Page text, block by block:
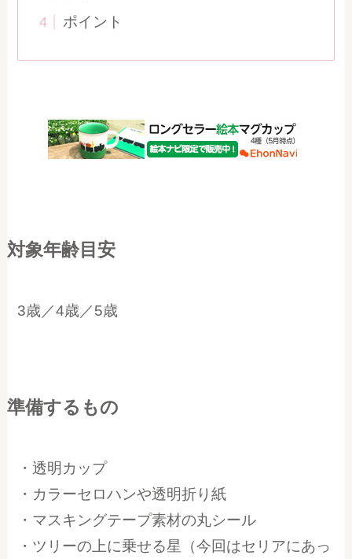
ポイント
対象年齢目安
3歳／4歳／5歳
準備するもの
・透明カップ
・カラーセロハンや透明折り紙
・マスキングテープ素材の丸シール
・ツリーの上に乗せる星（今回はセリアにあっ